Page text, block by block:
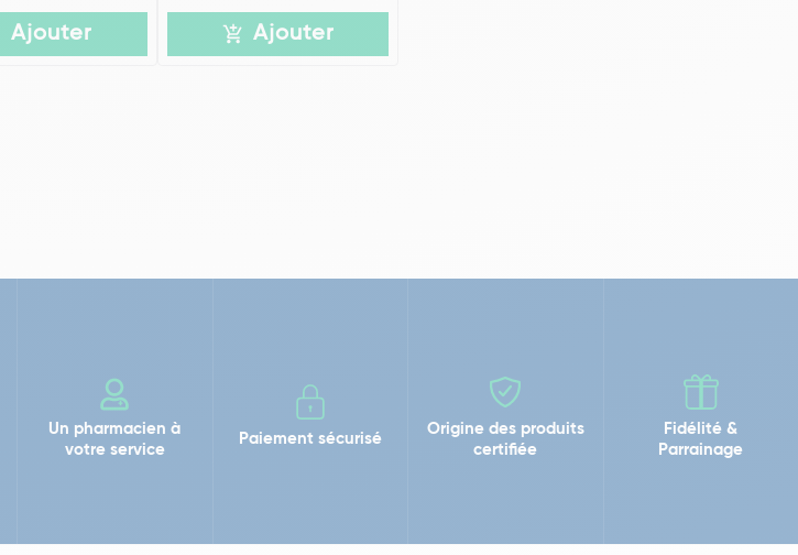
Ajouter Ajouter
Un pharmacien à
votre service
Paiement sécurisé
Origine des produits
certifiée
Fidélité &
Parrainage